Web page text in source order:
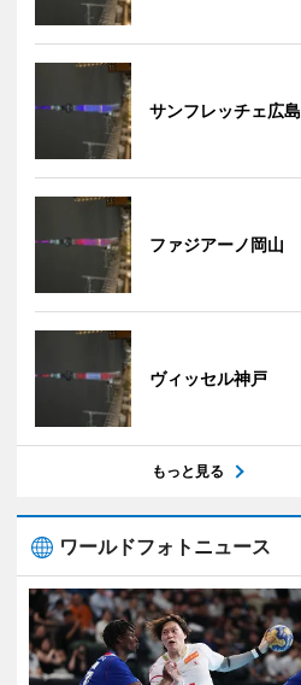
サンフレッチェ広島
ファジアーノ岡山
ヴィッセル神戸
もっと見る
ワールドフォトニュース